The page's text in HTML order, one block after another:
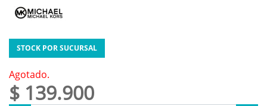
STOCK POR SUCURSAL
Agotado.
$ 139.900